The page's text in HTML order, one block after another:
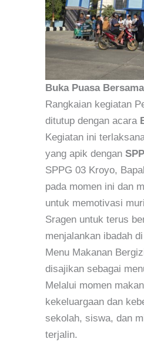
Buka Puasa Bersama
Rangkaian kegiatan
ditutup dengan acara
Kegiatan ini
yang apik dengan
SPPG 03 Kroyo,
pada momen ini dan
untuk memotivasi
Sragen untuk terus
menjalankan ibadah
Menu Makanan
disajikan sebagai
Melalui momen
kekeluargaan dan
sekolah, siswa, dan
terjalin.